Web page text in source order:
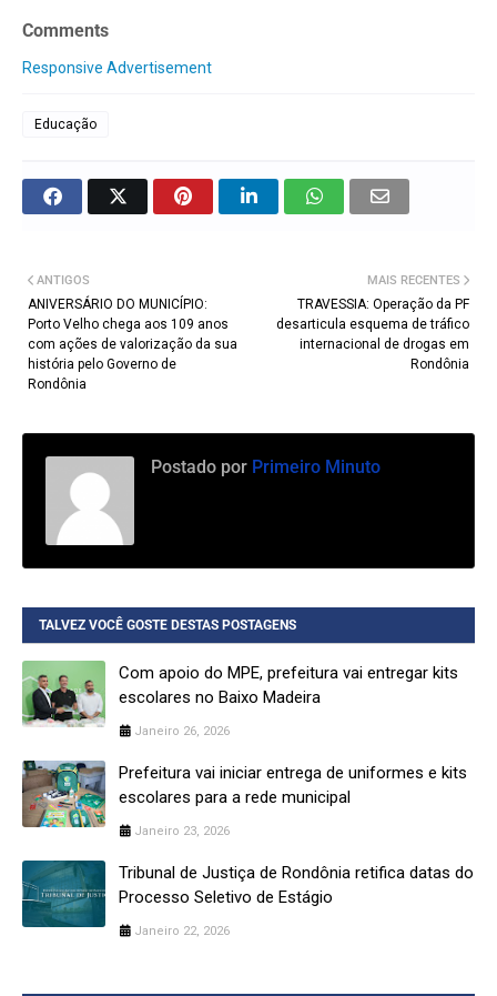
Comments
Responsive Advertisement
Educação
MAIS RECENTES
TRAVESSIA: Operação da PF
desarticula esquema de tráfico
internacional de drogas em
Rondônia
ANTIGOS
ANIVERSÁRIO DO MUNICÍPIO:
Porto Velho chega aos 109 anos
com ações de valorização da sua
história pelo Governo de
Rondônia
Postado por Primeiro Minuto
TALVEZ VOCÊ GOSTE DESTAS POSTAGENS
Com apoio do MPE, prefeitura vai entregar kits
escolares no Baixo Madeira
Janeiro 26, 2026
Prefeitura vai iniciar entrega de uniformes e kits
escolares para a rede municipal
Janeiro 23, 2026
Tribunal de Justiça de Rondônia retifica datas do
Processo Seletivo de Estágio
Janeiro 22, 2026